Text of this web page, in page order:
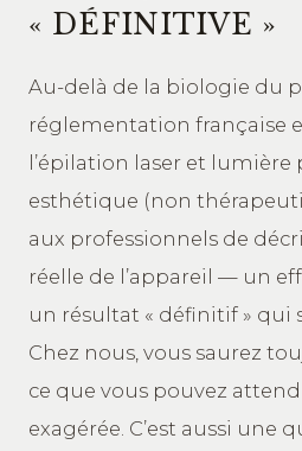
« DÉFINITIVE »
Au-delà de la biologie du
réglementation française
l’épilation laser et lumière
esthétique (non
aux professionnels de
réelle de l’appareil — un
un résultat « définitif » qui
Chez nous, vous saurez
ce que vous pouvez
exagérée. C’est aussi une